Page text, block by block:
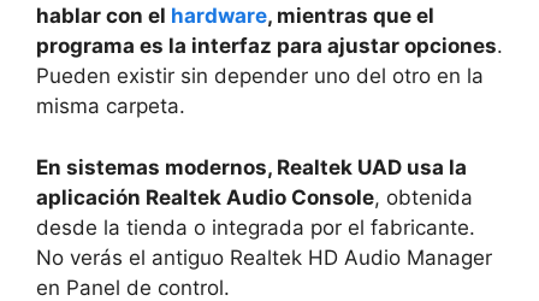
hablar con el hardware, mientras que el
programa es la interfaz para ajustar opciones.
Pueden existir sin depender uno del otro en la
misma carpeta.
En sistemas modernos, Realtek UAD usa la
aplicación Realtek Audio Console, obtenida
desde la tienda o integrada por el fabricante.
No verás el antiguo Realtek HD Audio Manager
en Panel de control.